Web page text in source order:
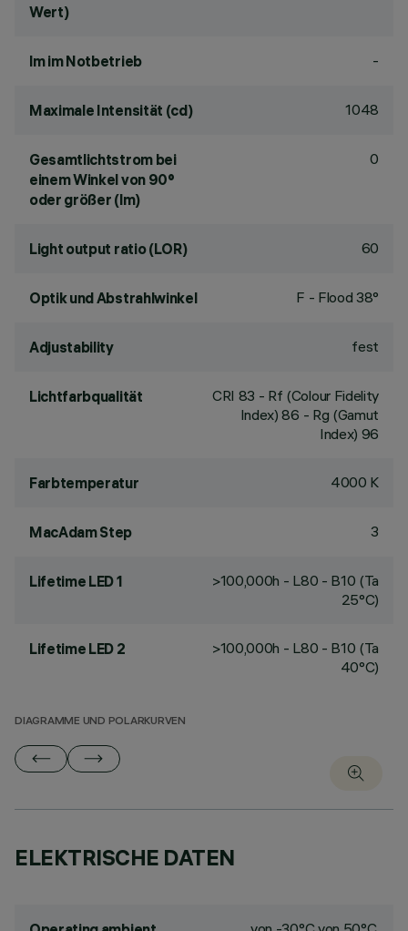
Wert)
lm im Notbetrieb -
Maximale Intensität (cd) 1048
Gesamtlichtstrom bei
einem Winkel von 90°
oder größer (lm)
0
Light output ratio (LOR) 60
Optik und Abstrahlwinkel F - Flood 38°
Adjustability fest
Lichtfarbqualität CRI 83 - Rf (Colour Fidelity
Index) 86 - Rg (Gamut
Index) 96
Farbtemperatur 4000 K
MacAdam Step 3
Lifetime LED 1
>100,000h - L80 - B10 (Ta
25°C)
Lifetime LED 2
>100,000h - L80 - B10 (Ta
40°C)
DIAGRAMME UND POLARKURVEN
ELEKTRISCHE DATEN